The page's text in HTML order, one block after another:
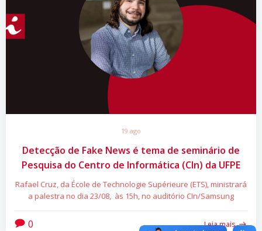
19 ago
Detecção de Fake News é tema de seminário de
Pesquisa do Centro de Informática (CIn) da UFPE
Rafael Cruz, da École de Technologie Supérieure (ETS), ministrará
a palestra no dia 23/08, às 15h, no auditório CIn/Samsung
0 Leia mais